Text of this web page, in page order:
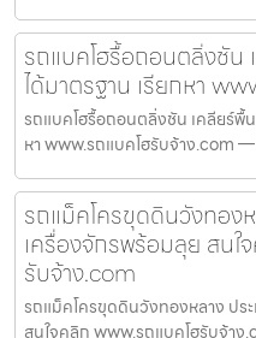
รถแบคโฮรื้อถอนตลิ่งชัน
ได้มาตรฐาน เรียกหา
รถแบคโฮรื้อถอนตลิ่งชัน เคลียร์พื้
หา www.รถแบคโฮรับจ้าง.com
รถแม็คโครขุดดินวังทอง
เครื่องจักรพร้อมลุย สน
รับจ้าง.com
รถแม็คโครขุดดินวังทองหลาง ปร
สนใจคลิก www.รถแบคโฮรับจ้า